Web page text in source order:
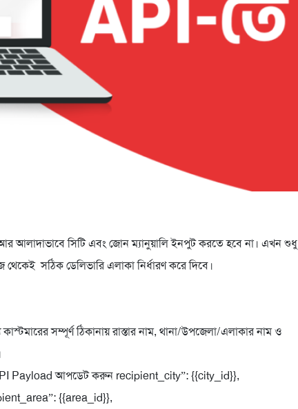
আর আলাদাভাবে সিটি এবং জোন ম্যানুয়ালি ইনপুট করতে হবে না। এখন শুধু
সঠিক ডেলিভারি এলাকা নির্ধারণ করে দিবে।
সম্পূর্ণ ঠিকানায় রাস্তার নাম, থানা/উপজেলা/এলাকার নাম ও
Payload আপডেট করুন recipient_city”: {{city_id}},
{{area_id}},